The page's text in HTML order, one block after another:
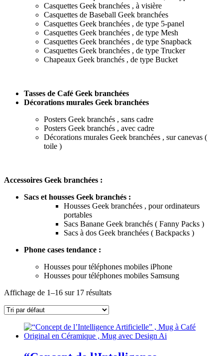
Casquettes Geek branchées , à visière
Casquettes de Baseball Geek branchées
Casquettes Geek branchées , de type 5-panel
Casquettes Geek branchées , de type Mesh
Casquettes Geek branchées , de type Snapback
Casquettes Geek branchées , de type Trucker
Chapeaux Geek branchés , de type Bucket
Tasses de Café Geek branchées
Décorations murales Geek branchées
Posters Geek branchés , sans cadre
Posters Geek branchés , avec cadre
Décorations murales Geek branchées , sur canevas (
toile )
Accessoires Geek branchées :
Sacs et housses Geek branchés :
Housses Geek branchées , pour ordinateurs
portables
Sacs Banane Geek branchés ( Fanny Packs )
Sacs à dos Geek branchées ( Backpacks )
Phone cases tendance :
Housses pour téléphones mobiles iPhone
Housses pour téléphones mobiles Samsung
Affichage de 1–16 sur 17 résultats